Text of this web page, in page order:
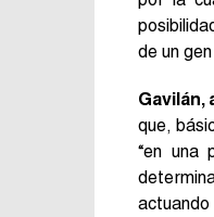
de un
Gavilán,
que,
“en una